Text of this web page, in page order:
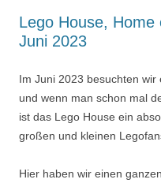
Lego House,
Juni 2023
Im Juni 2023 besuchten wir
und wenn man schon mal
ist das Lego House ein
großen und kleinen
Hier haben wir einen